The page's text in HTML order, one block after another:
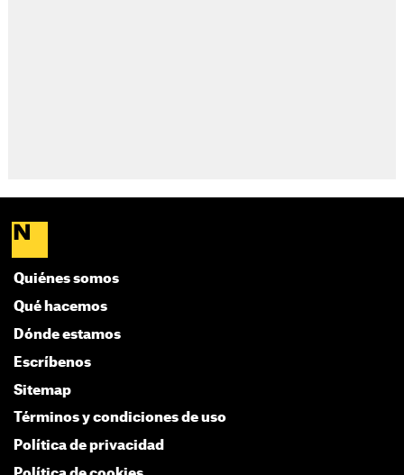
Quiénes somos
Qué hacemos
Dónde estamos
Escríbenos
Sitemap
Términos y condiciones de uso
Política de privacidad